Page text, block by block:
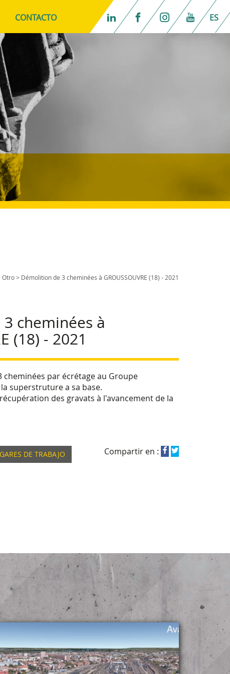
CONTACTO ES
Otro> Démolition de 3 cheminées à GROUSSOUVRE (18) - 2021
cheminées à
(18) - 2021
cheminées par écrétage au Groupe
superstruture a sa base.
des gravats à l'avancement de la
DE TRABAJO Compartir en :